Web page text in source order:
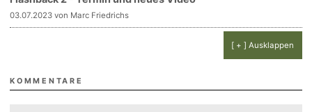
03.07.2023 von Marc Friedrichs
[ + ] Ausklappen
KOMMENTARE